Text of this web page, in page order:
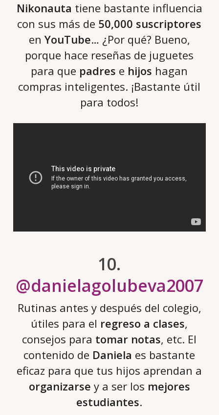
Nikonauta tiene bastante influencia
con sus más de 50,000 suscriptores
en YouTube… ¿Por qué? Bueno,
porque hace reseñas de juguetes
para que padres e hijos hagan
compras inteligentes. ¡Bastante útil
para todos!
10.
@danielagolubeva2007
Rutinas antes y después del colegio,
útiles para el regreso a clases,
consejos para tomar notas, etc. El
contenido de Daniela es bastante
eficaz para que tus hijos aprendan a
organizarse y a ser los mejores
estudiantes.